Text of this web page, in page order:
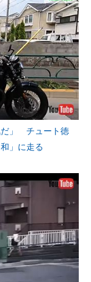
だ」 チュート徳
」に走る